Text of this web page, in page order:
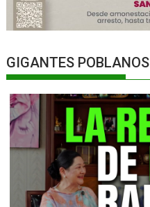
GIGANTES POBLANOS